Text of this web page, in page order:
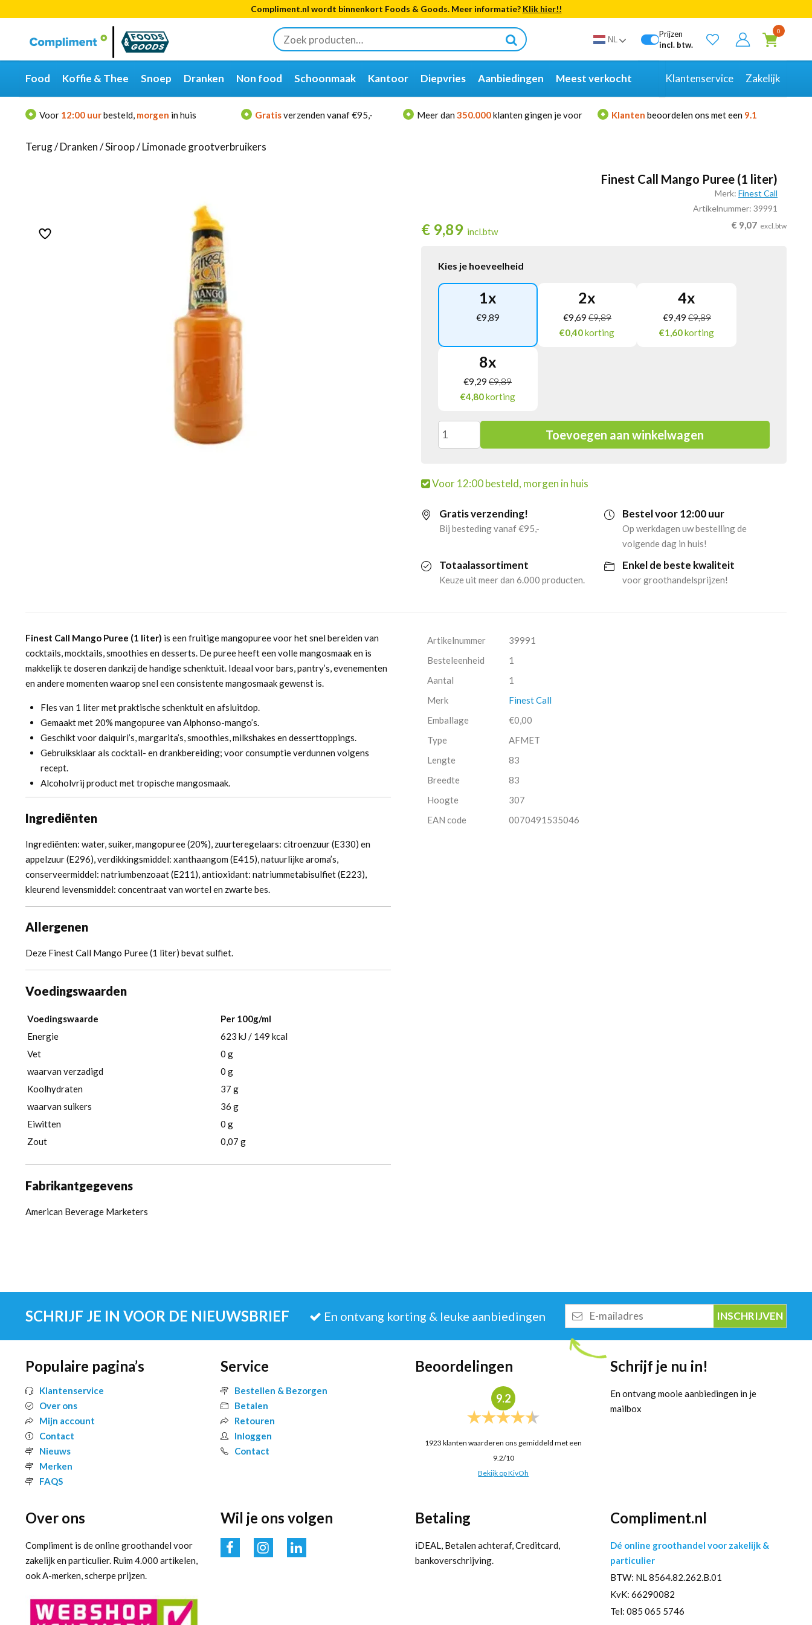
Compliment.nl wordt binnenkort Foods & Goods. Meer informatie? Klik hier!!
Zoeken
naar:
Categorieën
Merken
NL
Prijzen
incl. btw.
0
Food Koffie & Thee Snoep Dranken Non food Schoonmaak Kantoor Diepvries Aanbiedingen Meest verkocht Klantenservice Zakelijk
Voor 12:00 uurbesteld, morgen in huis Gratisverzenden vanaf €95,- Meer dan 350.000klanten gingen je voor Klanten beoordelen ons met een 9.1
Terug/Dranken/Siroop/Limonade grootverbruikers
Finest Call Mango Puree (1 liter)
Merk: Finest Call
Artikelnummer: 39991
€ 9,89 incl.btw
€ 9,07 excl.btw
Kies je hoeveelheid
1x
€9,89
2x
€9,69 €9,89
€0,40korting
4x
€9,49 €9,89
€1,60korting
8x
€9,29 €9,89
€4,80korting
Finest
Mango
Puree
Toevoegen aan winkelwagen
Voor 12:00 besteld, morgen in huis
Gratis verzending!
Bij besteding vanaf €95,-
Bestel voor 12:00 uur
Op werkdagen uw bestelling de
volgende dag in huis!
Totaalassortiment
Keuze uit meer dan 6.000 producten.
Enkel de beste kwaliteit
voor groothandelsprijzen!
Finest Call Mango Puree (1 liter) is een fruitige mangopuree voor het snel bereiden van
cocktails, mocktails, smoothies en desserts. De puree heeft een volle mangosmaak en is
makkelijk te doseren dankzij de handige schenktuit. Ideaal voor bars, pantry’s, evenementen
en andere momenten waarop snel een consistente mangosmaak gewenst is.
Fles van 1 liter met praktische schenktuit en afsluitdop.
Gemaakt met 20% mangopuree van Alphonso-mango’s.
Geschikt voor daiquiri’s, margarita’s, smoothies, milkshakes en desserttoppings.
Gebruiksklaar als cocktail- en drankbereiding; voor consumptie verdunnen volgens
recept.
Alcoholvrij product met tropische mangosmaak.
Ingrediënten
Ingrediënten: water, suiker, mangopuree (20%), zuurteregelaars: citroenzuur (E330) en
appelzuur (E296), verdikkingsmiddel: xanthaangom (E415), natuurlijke aroma’s,
conserveermiddel: natriumbenzoaat (E211), antioxidant: natriummetabisulfiet (E223),
kleurend levensmiddel: concentraat van wortel en zwarte bes.
Allergenen
Deze Finest Call Mango Puree (1 liter) bevat sulfiet.
Voedingswaarden
Voedingswaarde
Per 100g/ml
Energie
623 kJ / 149 kcal
Vet
0 g
waarvan verzadigd
0 g
Koolhydraten
37 g
waarvan suikers
36 g
Eiwitten
0 g
Zout
0,07 g
Fabrikantgegevens
American Beverage Marketers
Artikelnummer
39991
Besteleenheid
1
Aantal
1
Merk
Finest Call
Emballage
€0,00
Type
AFMET
Lengte
83
Breedte
83
Hoogte
307
EAN code
0070491535046
SCHRIJF JE IN VOOR DE NIEUWSBRIEF En ontvang korting & leuke aanbiedingen
mailadres
Populaire pagina’s
Klantenservice
Over ons
Mijn account
Contact
Nieuws
Merken
FAQS
Service
Bestellen & Bezorgen
Betalen
Retouren
Inloggen
Contact
Beoordelingen
9.2
1923 klanten waarderen ons gemiddeld met een
9.2/10
Bekijk op KiyOh
Schrijf je nu in!
En ontvang mooie aanbiedingen in je
mailbox
Over ons
Compliment is de online groothandel voor
zakelijk en particulier. Ruim 4.000 artikelen,
ook A-merken, scherpe prijzen.
Wil je ons volgen Betaling
iDEAL, Betalen achteraf, Creditcard,
bankoverschrijving.
Compliment.nl
Dé online groothandel voor zakelijk &
particulier
BTW: NL 8564.82.262.B.01
KvK: 66290082
Tel: 085 065 5746